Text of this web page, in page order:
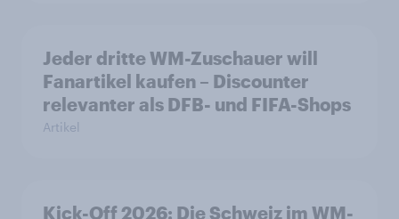
Jeder dritte WM-Zuschauer will
Fanartikel kaufen – Discounter
relevanter als DFB- und FIFA-Shops
Artikel
Kick-Off 2026: Die Schweiz im WM-